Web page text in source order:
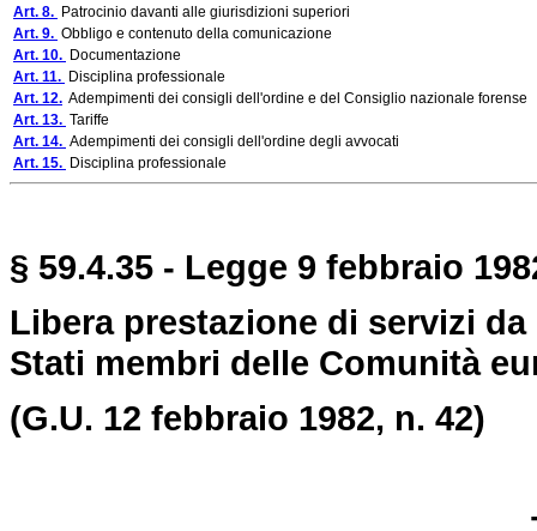
Art. 8. Patrocinio davanti alle giurisdizioni superiori
Art. 9. Obbligo e contenuto della comunicazione
Art. 10. Documentazione
Art. 11. Disciplina professionale
Art. 12. Adempimenti dei consigli dell'ordine e del Consiglio nazionale forense
Art. 13. Tariffe
Art. 14. Adempimenti dei consigli dell'ordine degli avvocati
Art. 15. Disciplina professionale
§ 59.4.35 - Legge 9 febbraio
Libera prestazione di servizi
Stati membri delle Comunità
(G.U. 12 febbraio 1982, n. 42)